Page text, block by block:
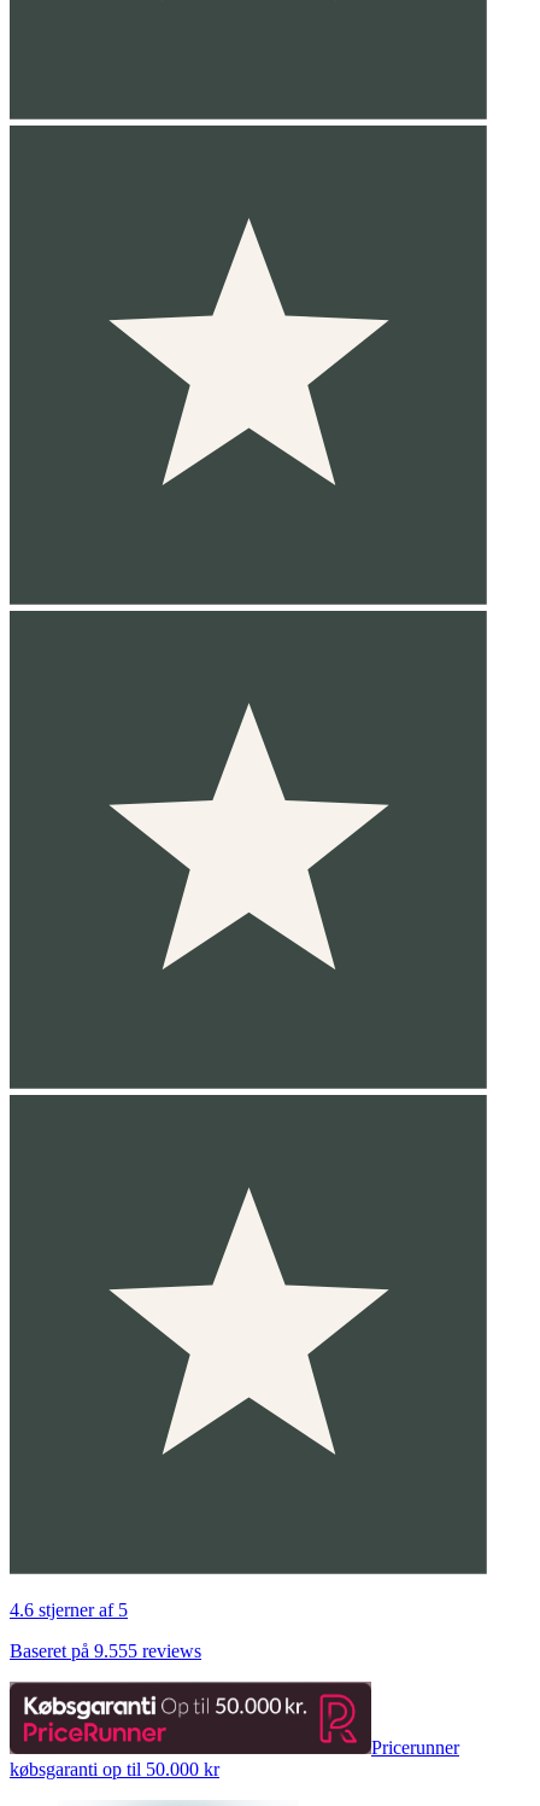
4.6 stjerner af 5
Baseret på 9.555 reviews
Pricerunner
købsgaranti op til 50.000 kr